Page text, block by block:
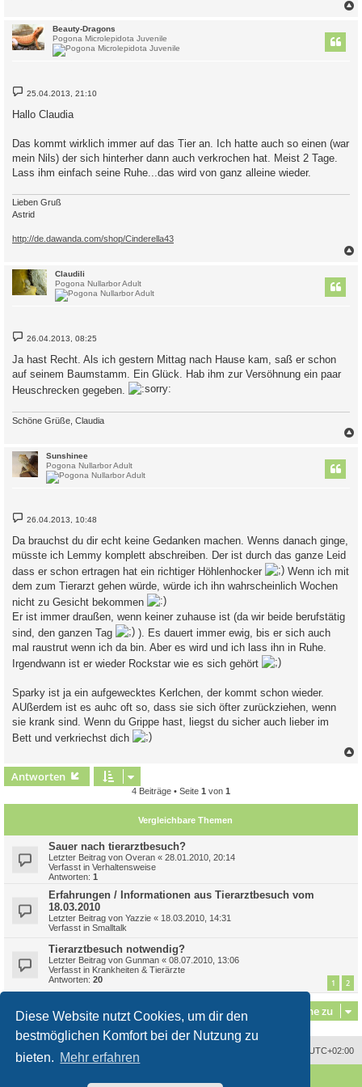
Diese Website nutzt Cookies, um dir den
bestmöglichen Komfort bei der Nutzung zu
bieten. Mehr erfahren
Beauty-Dragons
Pogona Microlepidota Juvenile
B
e
i
t
g
25.04.2013, 21:10
Hallo Claudia
Das kommt wirklich immer auf das Tier an. Ich hatte auch so einen (war
mein Nils) der sich hinterher dann auch verkrochen hat. Meist 2 Tage.
Lass ihm einfach seine Ruhe...das wird von ganz alleine wieder.
Lieben Gruß
Astrid
http://de.dawanda.com/shop/Cinderella43
Claudili
Pogona Nullarbor Adult
B
e
t
r
g
26.04.2013, 08:25
Ja hast Recht. Als ich gestern Mittag nach Hause kam, saß er schon
auf seinem Baumstamm. Ein Glück. Hab ihm zur Versöhnung ein paar
Heuschrecken gegeben.
Schöne Grüße, Claudia
Sunshinee
Pogona Nullarbor Adult
B
e
t
r
g
26.04.2013, 10:48
Da brauchst du dir echt keine Gedanken machen. Wenns danach ginge,
müsste ich Lemmy komplett abschreiben. Der ist durch das ganze Leid
dass er schon ertragen hat ein richtiger Höhlenhocker
Wenn ich mit
dem zum Tierarzt gehen würde, würde ich ihn wahrscheinlich Wochen
nicht zu Gesicht bekommen
Er ist immer draußen, wenn keiner zuhause ist (da wir beide berufstätig
sind, den ganzen Tag
). Es dauert immer ewig, bis er sich auch
mal raustrut wenn ich da bin. Aber es wird und ich lass ihn in Ruhe.
Irgendwann ist er wieder Rockstar wie es sich gehört
Sparky ist ja ein aufgewecktes Kerlchen, der kommt schon wieder.
AUßerdem ist es auhc oft so, dass sie sich öfter zurückziehen, wenn
sie krank sind. Wenn du Grippe hast, liegst du sicher auch lieber im
Bett und verkriechst dich
Antworten
4 Beiträge • Seite 1 von 1
Vergleichbare Themen
Sauer nach tierarztbesuch?
Letzter Beitrag von Overan « 28.01.2010, 20:14
Verfasst in Verhaltensweise
Antworten: 1
Erfahrungen / Informationen aus Tierarztbesuch vom
18.03.2010
Letzter Beitrag von Yazzie « 18.03.2010, 14:31
Verfasst in Smalltalk
Tierarztbesuch notwendig?
Letzter Beitrag von Gunman « 08.07.2010, 13:06
Verfasst in Krankheiten & Tierärzte
Antworten: 20 1 2
Gehe zu
UTC+02:00